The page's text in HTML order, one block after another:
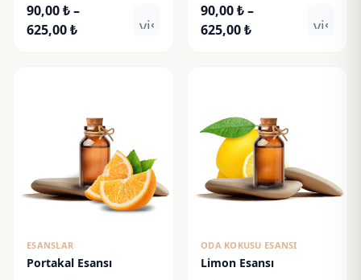
90,00₺–
625,00₺Fiyat
visibility
90,00₺–
625,00₺Fiyat
ESANSLAR
Portakal Esansı
ODA KOKUSU ESANSI
Limon Esansı